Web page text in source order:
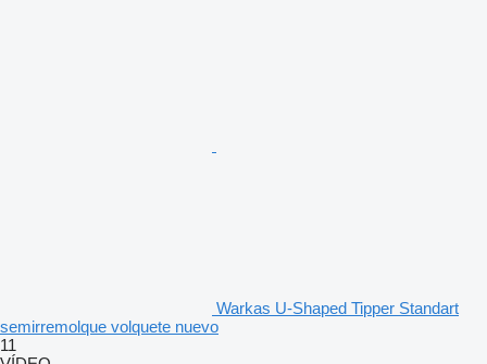
Warkas U-Shaped Tipper Standart
semirremolque volquete nuevo
11